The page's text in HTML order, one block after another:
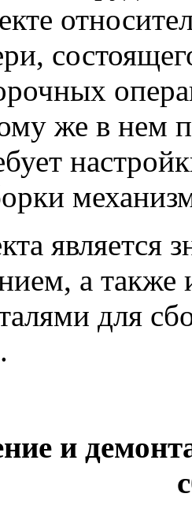
же в нем
является
а
для
и